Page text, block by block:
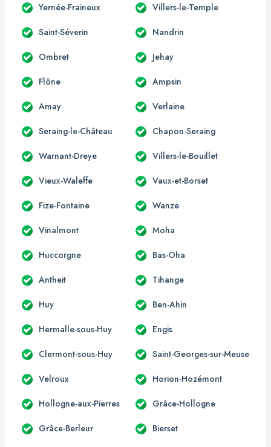
Yernée-Fraineux Villers-le-Temple
Saint-Séverin Nandrin
Ombret Jehay
Flône Ampsin
Amay Verlaine
Seraing-le-Château Chapon-Seraing
Warnant-Dreye Villers-le-Bouillet
Vieux-Waleffe Vaux-et-Borset
Fize-Fontaine Wanze
Vinalmont Moha
Huccorgne Bas-Oha
Antheit Tihange
Huy Ben-Ahin
Hermalle-sous-Huy Engis
Clermont-sous-Huy Saint-Georges-sur-Meuse
Velroux Horion-Hozémont
Hollogne-aux-Pierres Grâce-Hollogne
Grâce-Berleur Bierset